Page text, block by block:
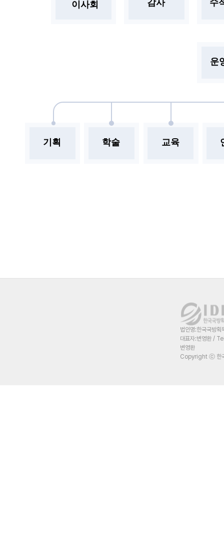
법인명:한국국방
대표자:변영환 /
변영환
Copyright ⓒ 한
운
이사회 감사 수
기획 학술 교육